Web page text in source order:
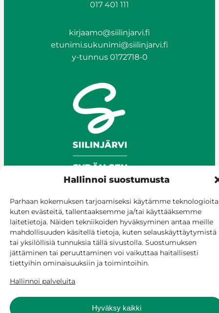
Hallinnoi suostumusta
Parhaan kokemuksen tarjoamiseksi käytämme
kuten evästeitä, tallentaaksemme ja/tai käyttääksemme
laitetietoja. Näiden tekniikoiden hyväksyminen antaa meille
mahdollisuuden käsitellä tietoja, kuten selauskäyttäytymistä
tai yksilöllisiä tunnuksia tällä sivustolla. Suostumuksen
jättäminen tai peruuttaminen voi vaikuttaa haitallisesti
tiettyihin ominaisuuksiin ja toimintoihin.
Hallinnoi palveluita
Hyväksy kaikki
017 401 111
kirjaamo@siilinjarvi.fi
etunimi.sukunimi@siilinjarvi.fi
y-tunnus 0172718-0
© Siilinjärvi 2025
Anna palautetta
Asioi verkossa
Laskutus ja maksaminen
Hallitse suostumusta